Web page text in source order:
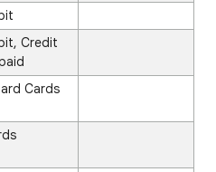
Credit
Cards